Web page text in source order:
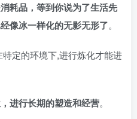
耗品，等到你说为了生活先
像冰一样化的无影无形了。
定的环境下,进行炼化才能进
进行长期的塑造和经营。